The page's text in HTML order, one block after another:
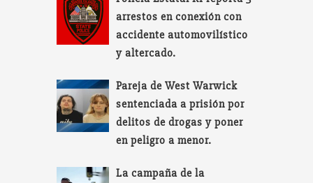
arrestos en conexión con
accidente automovilístico
y altercado.
Pareja de West Warwick
sentenciada a prisión por
delitos de drogas y poner
en peligro a menor.
La campaña de la